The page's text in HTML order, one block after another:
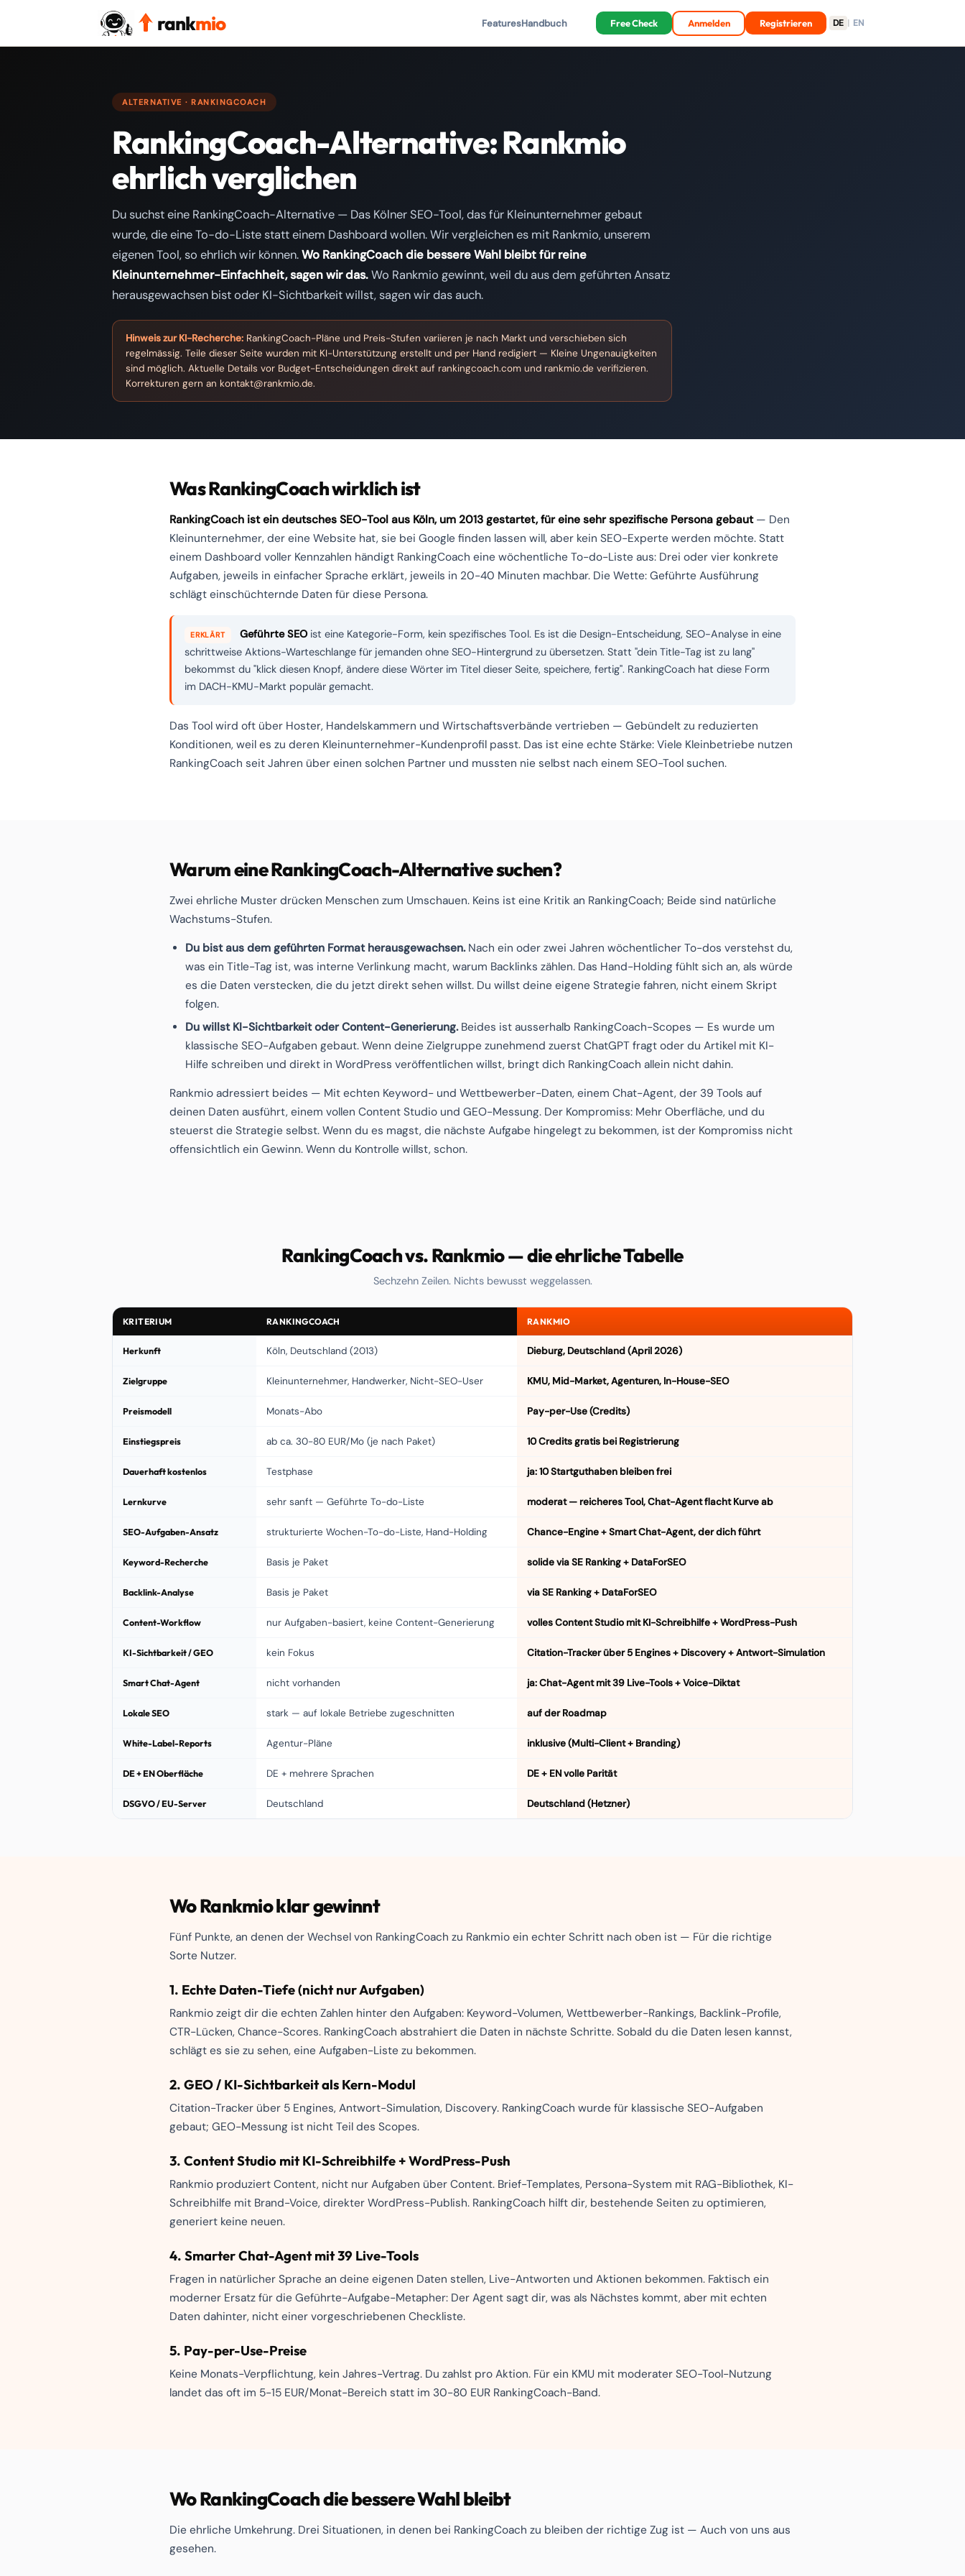
rankmio FeaturesHandbuch Free Check Anmelden Registrieren DE | EN
ALTERNATIVE · RANKINGCOACH
RankingCoach-Alternative: Rankmio
ehrlich verglichen
Du suchst eine RankingCoach-Alternative — Das Kölner SEO-Tool, das für Kleinunternehmer gebaut
wurde, die eine To-do-Liste statt einem Dashboard wollen. Wir vergleichen es mit Rankmio, unserem
eigenen Tool, so ehrlich wir können.Wo RankingCoach die bessere Wahl bleibt für reine
Kleinunternehmer-Einfachheit, sagen wir das.Wo Rankmio gewinnt, weil du aus dem geführten Ansatz
herausgewachsen bist oder KI-Sichtbarkeit willst, sagen wir das auch.
Hinweis zur KI-Recherche: RankingCoach-Pläne und Preis-Stufen variieren je nach Markt und verschieben sich
regelmässig. Teile dieser Seite wurden mit KI-Unterstützung erstellt und per Hand redigiert — Kleine Ungenauigkeiten
sind möglich. Aktuelle Details vor Budget-Entscheidungen direkt auf rankingcoach.com und rankmio.de verifizieren.
Korrekturen gern an kontakt@rankmio.de.
Was RankingCoach wirklich ist
RankingCoach ist ein deutsches SEO-Tool aus Köln, um 2013 gestartet, für eine sehr spezifische Persona gebaut— Den
Kleinunternehmer, der eine Website hat, sie bei Google finden lassen will, aber kein SEO-Experte werden möchte. Statt
einem Dashboard voller Kennzahlen händigt RankingCoach eine wöchentliche To-do-Liste aus: Drei oder vier konkrete
Aufgaben, jeweils in einfacher Sprache erklärt, jeweils in 20-40 Minuten machbar. Die Wette: Geführte Ausführung
schlägt einschüchternde Daten für diese Persona.
ERKLÄRT Geführte SEOist eine Kategorie-Form, kein spezifisches Tool. Es ist die Design-Entscheidung, SEO-Analyse in eine
schrittweise Aktions-Warteschlange für jemanden ohne SEO-Hintergrund zu übersetzen. Statt "dein Title-Tag ist zu lang"
bekommst du "klick diesen Knopf, ändere diese Wörter im Titel dieser Seite, speichere, fertig". RankingCoach hat diese Form
im DACH-KMU-Markt populär gemacht.
Das Tool wird oft über Hoster, Handelskammern und Wirtschaftsverbände vertrieben — Gebündelt zu reduzierten
Konditionen, weil es zu deren Kleinunternehmer-Kundenprofil passt. Das ist eine echte Stärke: Viele Kleinbetriebe nutzen
RankingCoach seit Jahren über einen solchen Partner und mussten nie selbst nach einem SEO-Tool suchen.
Warum eine RankingCoach-Alternative suchen?
Zwei ehrliche Muster drücken Menschen zum Umschauen. Keins ist eine Kritik an RankingCoach; Beide sind natürliche
Wachstums-Stufen.
Du bist aus dem geführten Format herausgewachsen.Nach ein oder zwei Jahren wöchentlicher To-dos verstehst du,
was ein Title-Tag ist, was interne Verlinkung macht, warum Backlinks zählen. Das Hand-Holding fühlt sich an, als würde
es die Daten verstecken, die du jetzt direkt sehen willst. Du willst deine eigene Strategie fahren, nicht einem Skript
folgen.
Du willst KI-Sichtbarkeit oder Content-Generierung.Beides ist ausserhalb RankingCoach-Scopes — Es wurde um
klassische SEO-Aufgaben gebaut. Wenn deine Zielgruppe zunehmend zuerst ChatGPT fragt oder du Artikel mit KI-
Hilfe schreiben und direkt in WordPress veröffentlichen willst, bringt dich RankingCoach allein nicht dahin.
Rankmio adressiert beides — Mit echten Keyword- und Wettbewerber-Daten, einem Chat-Agent, der 39 Tools auf
deinen Daten ausführt, einem vollen Content Studio und GEO-Messung. Der Kompromiss: Mehr Oberfläche, und du
steuerst die Strategie selbst. Wenn du es magst, die nächste Aufgabe hingelegt zu bekommen, ist der Kompromiss nicht
offensichtlich ein Gewinn. Wenn du Kontrolle willst, schon.
RankingCoach vs. Rankmio — die ehrliche Tabelle
Sechzehn Zeilen. Nichts bewusst weggelassen.
KRITERIUM RANKINGCOACH RANKMIO
Herkunft Köln, Deutschland (2013) Dieburg, Deutschland (April 2026)
Zielgruppe Kleinunternehmer, Handwerker, Nicht-SEO-User KMU, Mid-Market, Agenturen, In-House-SEO
Preismodell Monats-Abo Pay-per-Use (Credits)
Einstiegspreis ab ca. 30-80 EUR/Mo (je nach Paket) 10 Credits gratis bei Registrierung
Dauerhaft kostenlos Testphase ja: 10 Startguthaben bleiben frei
Lernkurve sehr sanft — Geführte To-do-Liste moderat — reicheres Tool, Chat-Agent flacht Kurve ab
SEO-Aufgaben-Ansatz strukturierte Wochen-To-do-Liste, Hand-Holding Chance-Engine + Smart Chat-Agent, der dich führt
Keyword-Recherche Basis je Paket solide via SE Ranking + DataForSEO
Backlink-Analyse Basis je Paket via SE Ranking + DataForSEO
Content-Workflow nur Aufgaben-basiert, keine Content-Generierung volles Content Studio mit KI-Schreibhilfe + WordPress-Push
KI-Sichtbarkeit / GEO kein Fokus Citation-Tracker über 5 Engines + Discovery + Antwort-Simulation
Smart Chat-Agent nicht vorhanden ja: Chat-Agent mit 39 Live-Tools + Voice-Diktat
Lokale SEO stark — auf lokale Betriebe zugeschnitten auf der Roadmap
White-Label-Reports Agentur-Pläne inklusive (Multi-Client + Branding)
DE + EN Oberfläche DE + mehrere Sprachen DE + EN volle Parität
DSGVO / EU-Server Deutschland Deutschland (Hetzner)
Wo Rankmio klar gewinnt
Fünf Punkte, an denen der Wechsel von RankingCoach zu Rankmio ein echter Schritt nach oben ist — Für die richtige
Sorte Nutzer.
1. Echte Daten-Tiefe (nicht nur Aufgaben)
Rankmio zeigt dir die echten Zahlen hinter den Aufgaben: Keyword-Volumen, Wettbewerber-Rankings, Backlink-Profile,
CTR-Lücken, Chance-Scores. RankingCoach abstrahiert die Daten in nächste Schritte. Sobald du die Daten lesen kannst,
schlägt es sie zu sehen, eine Aufgaben-Liste zu bekommen.
2. GEO / KI-Sichtbarkeit als Kern-Modul
Citation-Tracker über 5 Engines, Antwort-Simulation, Discovery. RankingCoach wurde für klassische SEO-Aufgaben
gebaut; GEO-Messung ist nicht Teil des Scopes.
3. Content Studio mit KI-Schreibhilfe + WordPress-Push
Rankmio produziert Content, nicht nur Aufgaben über Content. Brief-Templates, Persona-System mit RAG-Bibliothek, KI-
Schreibhilfe mit Brand-Voice, direkter WordPress-Publish. RankingCoach hilft dir, bestehende Seiten zu optimieren,
generiert keine neuen.
4. Smarter Chat-Agent mit 39 Live-Tools
Fragen in natürlicher Sprache an deine eigenen Daten stellen, Live-Antworten und Aktionen bekommen. Faktisch ein
moderner Ersatz für die Geführte-Aufgabe-Metapher: Der Agent sagt dir, was als Nächstes kommt, aber mit echten
Daten dahinter, nicht einer vorgeschriebenen Checkliste.
5. Pay-per-Use-Preise
Keine Monats-Verpflichtung, kein Jahres-Vertrag. Du zahlst pro Aktion. Für ein KMU mit moderater SEO-Tool-Nutzung
landet das oft im 5-15 EUR/Monat-Bereich statt im 30-80 EUR RankingCoach-Band.
Wo RankingCoach die bessere Wahl bleibt
Die ehrliche Umkehrung. Drei Situationen, in denen bei RankingCoach zu bleiben der richtige Zug ist — Auch von uns aus
gesehen.